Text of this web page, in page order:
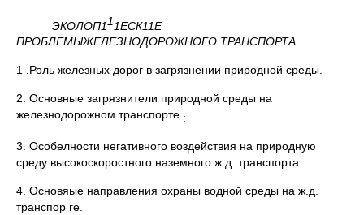
ЭКОЛОП1 1 1ЕСК11Е
ПРОБЛЕМЫЖЕЛЕЗНОДОРОЖНОГО ТРАНСПОРТА.
1 .Роль железных дорог в загрязнении природной среды.
2. Основные загрязнители природной среды на
железнодорожном транспорте.:
3. Особелности негативного воздействия на природную
среду высокоскоростного наземного ж.д. транспорта.
4. Основяые направления охраны водной среды на ж.д.
транспор ге.